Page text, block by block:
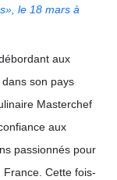
le 18 mars à
aux
son pays
Masterchef
aux
passionnés pour
Cette fois-